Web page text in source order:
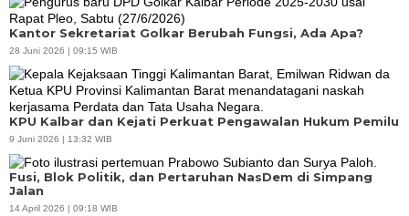
Kantor Sekretariat Golkar Berubah Fungsi, Ada Apa?
28 Juni 2026 | 09:15 WIB
KPU Kalbar dan Kejati Perkuat Pengawalan Hukum Pemilu
9 Juni 2026 | 13:32 WIB
Fusi, Blok Politik, dan Pertaruhan NasDem di Simpang
Jalan
14 April 2026 | 09:18 WIB